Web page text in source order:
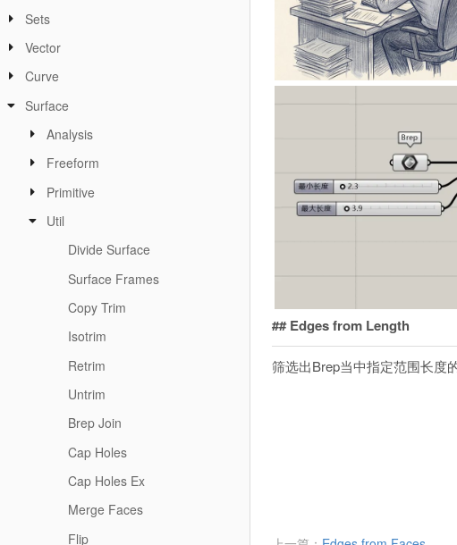
Sets
Vector
Curve
Surface
Analysis
Freeform
Primitive
Util
Divide Surface
Surface Frames
Copy Trim
Isotrim
Retrim
Untrim
Brep Join
Cap Holes
Cap Holes Ex
Merge Faces
Flip
## Edges from Length
筛选出Brep当中指定范围长度